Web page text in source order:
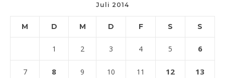
Juli 2014
M D M D F S S
1 2 3 4 5 6
7 8 9 10 11 12 13